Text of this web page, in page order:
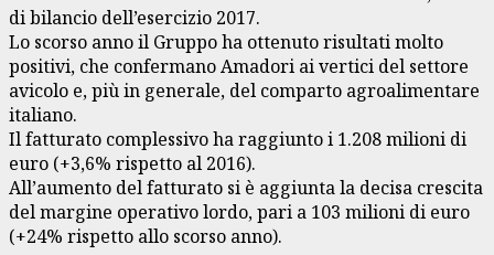
di bilancio dell’esercizio 2017.
Lo scorso anno il Gruppo ha ottenuto risultati molto
positivi, che confermano Amadori ai vertici del settore
avicolo e, più in generale, del comparto agroalimentare
italiano.
Il fatturato complessivo ha raggiunto i 1.208 milioni di
euro (+3,6% rispetto al 2016).
All’aumento del fatturato si è aggiunta la decisa crescita
del margine operativo lordo, pari a 103 milioni di euro
(+24% rispetto allo scorso anno).